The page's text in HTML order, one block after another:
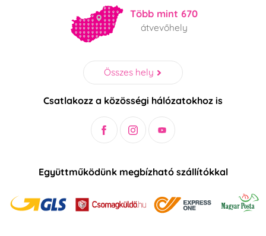
Több mint 670
átvevőhely
Összes hely
Csatlakozz a közösségi hálózatokhoz is
Együttműködünk megbízható szállítókkal